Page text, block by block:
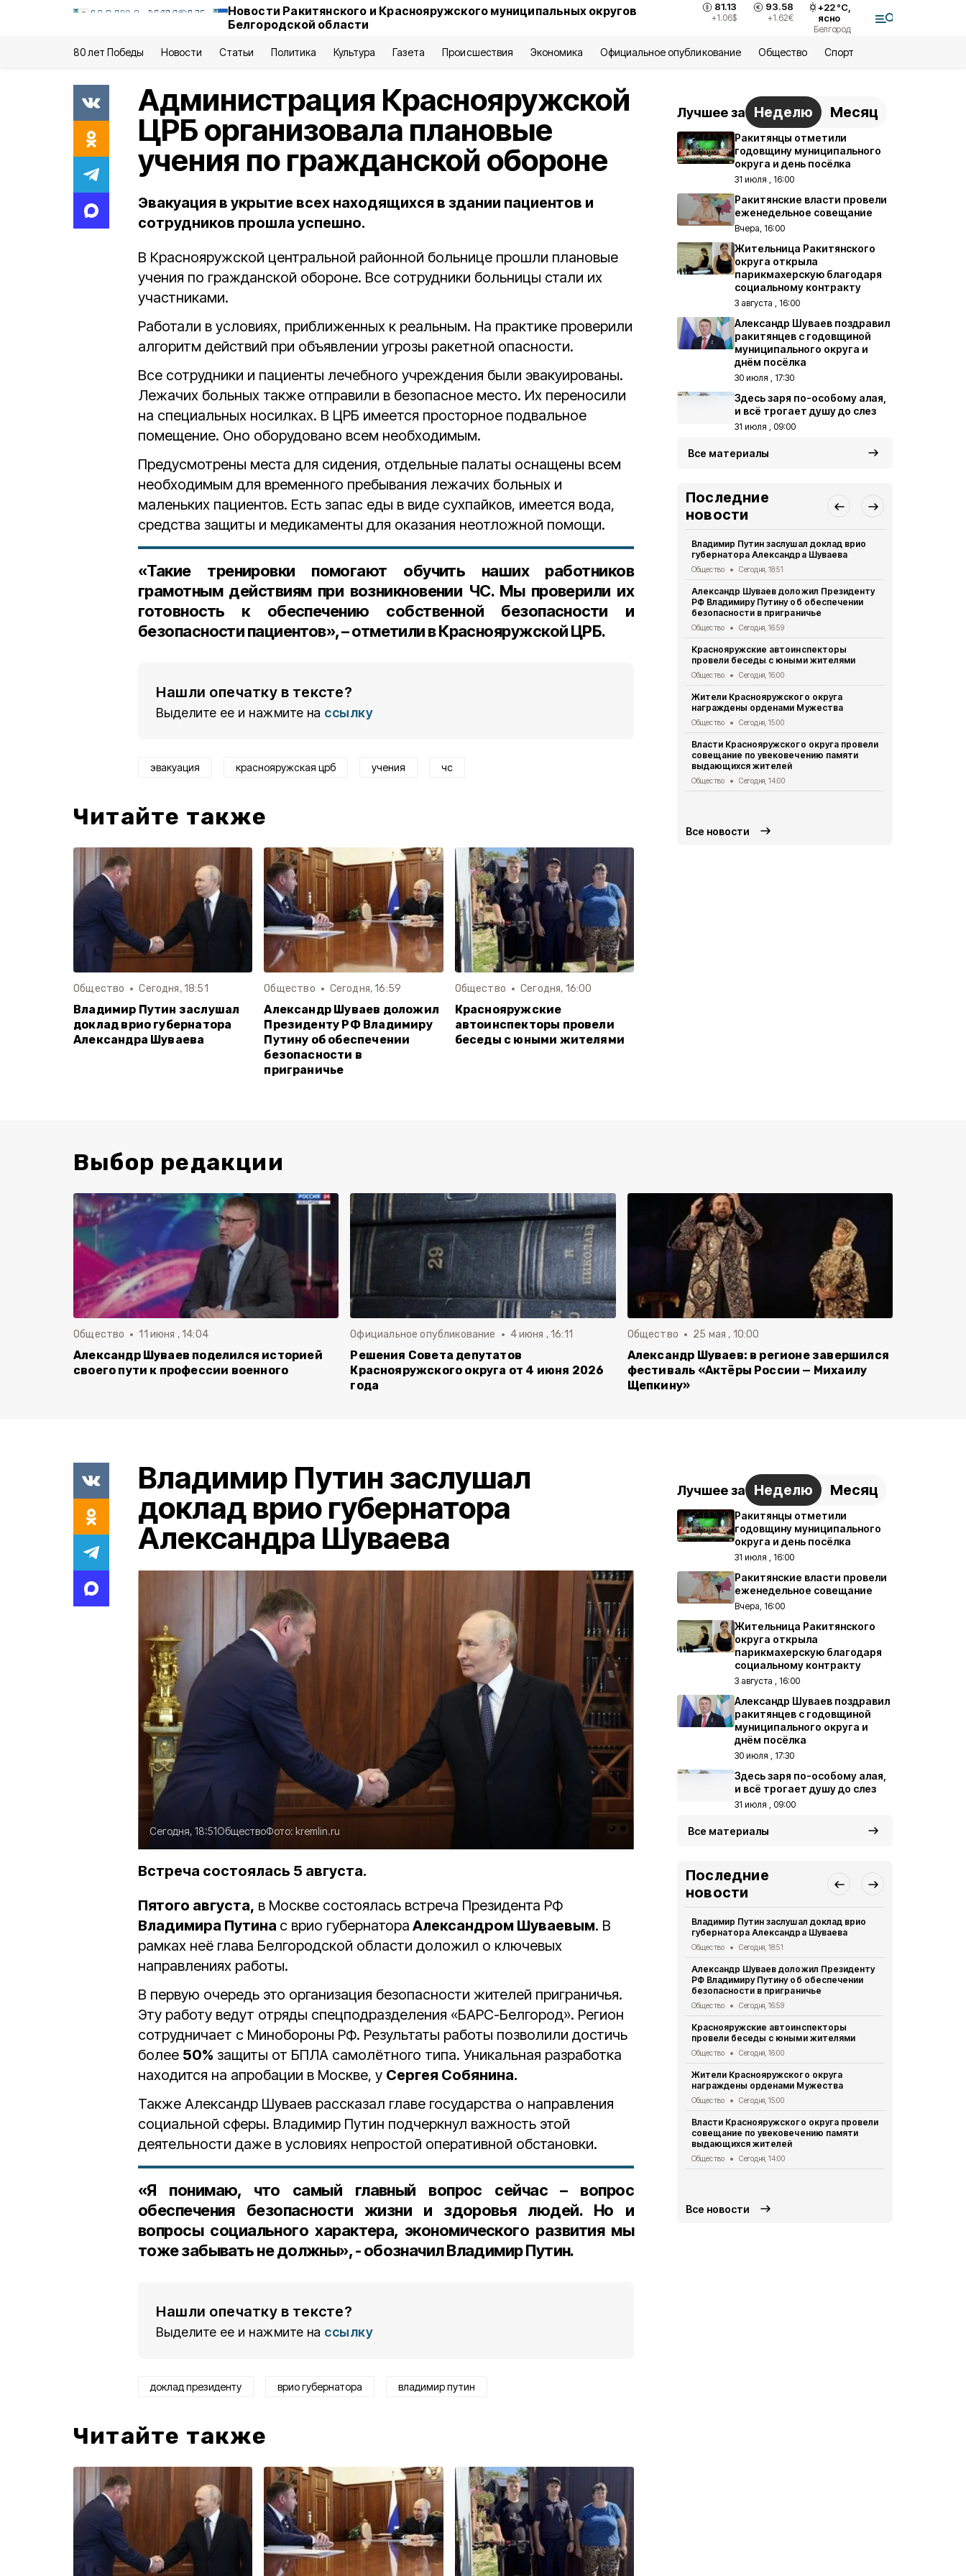
Новости Ракитянского и Краснояружского муниципальных округов
Белгородской области
81.13
+1.06$
93.58
+1.62€
+22°С,
ясно
Белгород
80 лет Победы Новости Статьи Политика Культура Газета Происшествия Экономика Официальное опубликование Общество Спорт
Администрация Краснояружской
ЦРБ организовала плановые
учения по гражданской обороне
Эвакуация в укрытие всех находящихся в здании пациентов и
сотрудников прошла успешно.
В Краснояружской центральной районной больнице прошли плановые
учения по гражданской обороне. Все сотрудники больницы стали их
участниками.
Работали в условиях, приближенных к реальным. На практике проверили
алгоритм действий при объявлении угрозы ракетной опасности.
Все сотрудники и пациенты лечебного учреждения были эвакуированы.
Лежачих больных также отправили в безопасное место. Их переносили
на специальных носилках. В ЦРБ имеется просторное подвальное
помещение. Оно оборудовано всем необходимым.
Предусмотрены места для сидения, отдельные палаты оснащены всем
необходимым для временного пребывания лежачих больных и
маленьких пациентов. Есть запас еды в виде сухпайков, имеется вода,
средства защиты и медикаменты для оказания неотложной помощи.
«Такие тренировки помогают обучить наших работников
грамотным действиям при возникновении ЧС. Мы проверили их
готовность к обеспечению собственной безопасности и
безопасности пациентов», – отметили в Краснояружской ЦРБ.
Нашли опечатку в тексте?
Выделите ее и нажмите на ссылку
эвакуация краснояружская црб учения чс
Читайте также
Общество Сегодня, 18:51
Владимир Путин заслушал
доклад врио губернатора
Александра Шуваева
Общество Сегодня, 16:59
Александр Шуваев доложил
Президенту РФ Владимиру
Путину об обеспечении
безопасности в
приграничье
Общество Сегодня, 16:00
Краснояружские
автоинспекторы провели
беседы с юными жителями
Лучшее за Неделю Месяц
Ракитянцы отметили
годовщину муниципального
округа и день посёлка
31 июля , 16:00
Ракитянские власти провели
еженедельное совещание
Вчера, 16:00
Жительница Ракитянского
округа открыла
парикмахерскую благодаря
социальному контракту
3 августа , 16:00
Александр Шуваев поздравил
ракитянцев с годовщиной
муниципального округа и
днём посёлка
30 июля , 17:30
Здесь заря по-особому алая,
и всё трогает душу до слез
31 июля , 09:00
Все материалы
Последние
новости
Владимир Путин заслушал доклад врио
губернатора Александра Шуваева
Общество Сегодня, 18:51
Александр Шуваев доложил Президенту
РФ Владимиру Путину об обеспечении
безопасности в приграничье
Общество Сегодня, 16:59
Краснояружские автоинспекторы
провели беседы с юными жителями
Общество Сегодня, 16:00
Жители Краснояружского округа
награждены орденами Мужества
Общество Сегодня, 15:00
Власти Краснояружского округа провели
совещание по увековечению памяти
выдающихся жителей
Общество Сегодня, 14:00
Все новости
Выбор редакции
Общество 11 июня , 14:04
Александр Шуваев поделился историей
своего пути к профессии военного
Официальное опубликование 4 июня , 16:11
Решения Совета депутатов
Краснояружского округа от 4 июня 2026
года
Общество 25 мая , 10:00
Александр Шуваев: в регионе завершился
фестиваль «Актёры России — Михаилу
Щепкину»
Владимир Путин заслушал
доклад врио губернатора
Александра Шуваева
Сегодня, 18:51ОбществоФото: kremlin.ru
Встреча состоялась 5 августа.
Пятого августа, в Москве состоялась встреча Президента РФ
Владимира Путина с врио губернатора Александром Шуваевым. В
рамках неё глава Белгородской области доложил о ключевых
направлениях работы.
В первую очередь это организация безопасности жителей приграничья.
Эту работу ведут отряды спецподразделения «БАРС-Белгород». Регион
сотрудничает с Минобороны РФ. Результаты работы позволили достичь
более 50% защиты от БПЛА самолётного типа. Уникальная разработка
находится на апробации в Москве, у Сергея Собянина.
Также Александр Шуваев рассказал главе государства о направления
социальной сферы. Владимир Путин подчеркнул важность этой
деятельности даже в условиях непростой оперативной обстановки.
«Я понимаю, что самый главный вопрос сейчас – вопрос
обеспечения безопасности жизни и здоровья людей. Но и
вопросы социального характера, экономического развития мы
тоже забывать не должны», - обозначил Владимир Путин.
Нашли опечатку в тексте?
Выделите ее и нажмите на ссылку
доклад президенту врио губернатора владимир путин
Читайте также
Лучшее за Неделю Месяц
Ракитянцы отметили
годовщину муниципального
округа и день посёлка
31 июля , 16:00
Ракитянские власти провели
еженедельное совещание
Вчера, 16:00
Жительница Ракитянского
округа открыла
парикмахерскую благодаря
социальному контракту
3 августа , 16:00
Александр Шуваев поздравил
ракитянцев с годовщиной
муниципального округа и
днём посёлка
30 июля , 17:30
Здесь заря по-особому алая,
и всё трогает душу до слез
31 июля , 09:00
Все материалы
Последние
новости
Владимир Путин заслушал доклад врио
губернатора Александра Шуваева
Общество Сегодня, 18:51
Александр Шуваев доложил Президенту
РФ Владимиру Путину об обеспечении
безопасности в приграничье
Общество Сегодня, 16:59
Краснояружские автоинспекторы
провели беседы с юными жителями
Общество Сегодня, 16:00
Жители Краснояружского округа
награждены орденами Мужества
Общество Сегодня, 15:00
Власти Краснояружского округа провели
совещание по увековечению памяти
выдающихся жителей
Общество Сегодня, 14:00
Все новости